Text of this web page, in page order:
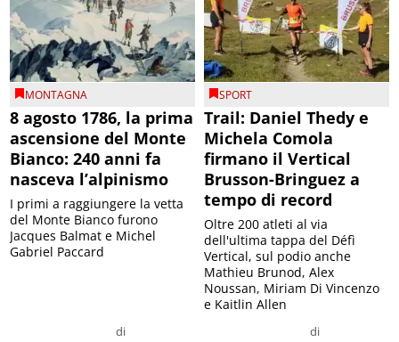
MONTAGNA
8 agosto 1786, la prima
ascensione del Monte
Bianco: 240 anni fa
nasceva l’alpinismo
di
I primi a raggiungere la vetta
del Monte Bianco furono
Jacques Balmat e Michel
Gabriel Paccard
SPORT
Trail: Daniel Thedy e
Michela Comola
firmano il Vertical
Brusson-Bringuez a
tempo di record
di
Oltre 200 atleti al via
dell'ultima tappa del Défì
Vertical, sul podio anche
Mathieu Brunod, Alex
Noussan, Miriam Di Vincenzo
e Kaitlin Allen